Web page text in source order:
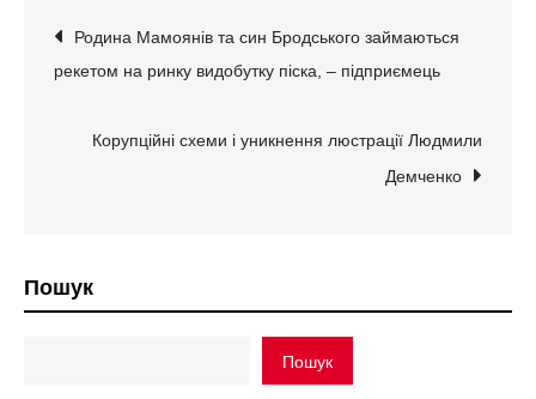
Навігація
записів
Родина Мамоянів та син Бродського займаються
рекетом на ринку видобутку піска, – підприємець
Корупційні схеми і уникнення люстрації Людмили
Демченко
Пошук
Пошук